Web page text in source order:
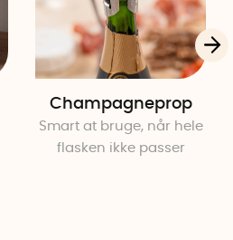
Champagneprop
Smart at bruge, når hele
flasken ikke passer